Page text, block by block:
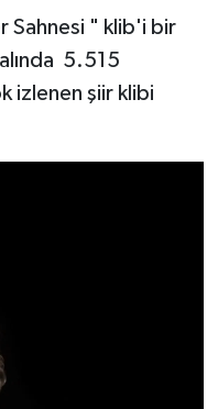
Sahnesi " klib'i bir
5.515
izlenen şiir klibi